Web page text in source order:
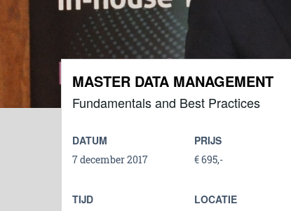
MASTER DATA MANAGEMENT
Fundamentals and Best Practices
DATUM PRIJS
7 december 2017 € 695,-
TIJD LOCATIE